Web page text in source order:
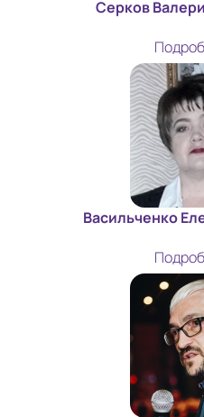
Серков
Васильченко